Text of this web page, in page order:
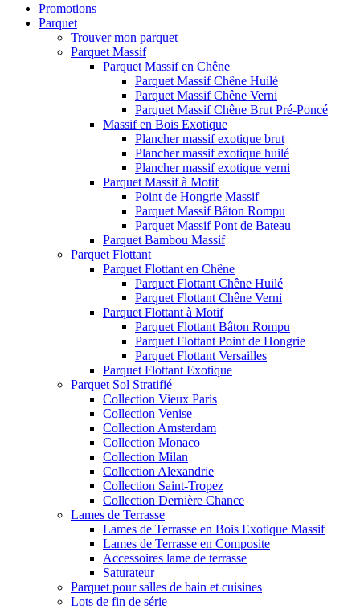
Promotions
Parquet
Trouver mon parquet
Parquet Massif
Parquet Massif en Chêne
Parquet Massif Chêne Huilé
Parquet Massif Chêne Verni
Parquet Massif Chêne Brut Pré-Poncé
Massif en Bois Exotique
Plancher massif exotique brut
Plancher massif exotique huilé
Plancher massif exotique verni
Parquet Massif à Motif
Point de Hongrie Massif
Parquet Massif Bâton Rompu
Parquet Massif Pont de Bateau
Parquet Bambou Massif
Parquet Flottant
Parquet Flottant en Chêne
Parquet Flottant Chêne Huilé
Parquet Flottant Chêne Verni
Parquet Flottant à Motif
Parquet Flottant Bâton Rompu
Parquet Flottant Point de Hongrie
Parquet Flottant Versailles
Parquet Flottant Exotique
Parquet Sol Stratifié
Collection Vieux Paris
Collection Venise
Collection Amsterdam
Collection Monaco
Collection Milan
Collection Alexandrie
Collection Saint-Tropez
Collection Dernière Chance
Lames de Terrasse
Lames de Terrasse en Bois Exotique Massif
Lames de Terrasse en Composite
Accessoires lame de terrasse
Saturateur
Parquet pour salles de bain et cuisines
Lots de fin de série